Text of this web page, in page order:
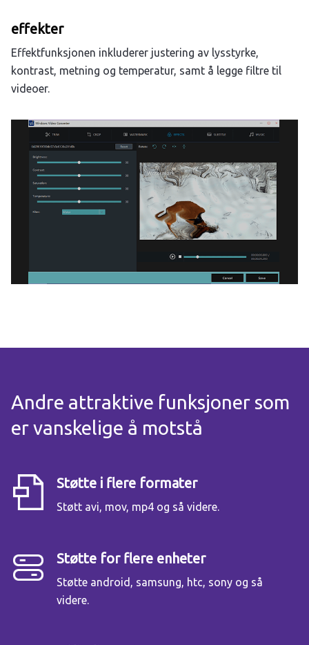
effekter
Effektfunksjonen inkluderer justering av lysstyrke,
kontrast, metning og temperatur, samt å legge filtre til
videoer.
Andre attraktive funksjoner som
er vanskelige å motstå
Støtte i flere formater
Støtt avi, mov, mp4 og så videre.
Støtte for flere enheter
Støtte android, samsung, htc, sony og så
videre.